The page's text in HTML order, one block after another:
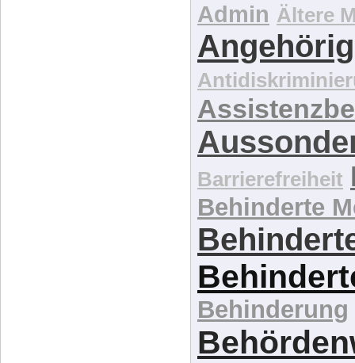
Admin Ältere
Barrierefreiheit
Behinderte
Behinderung